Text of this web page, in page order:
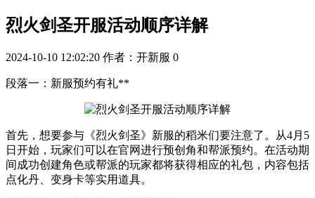
烈火剑圣开服活动顺序详解
2024-10-10 12:02:20 作者：开新服 0
段落一：新服预约有礼**
首先，想要参与《烈火剑圣》新服的稻米们要注意了。从4月5
日开始，玩家们可以在官网进行预创角和帮派预约。在活动期
间成功创建角色或帮派的玩家都将获得相应的礼包，内容包括
点化丹、变身卡等实用道具。